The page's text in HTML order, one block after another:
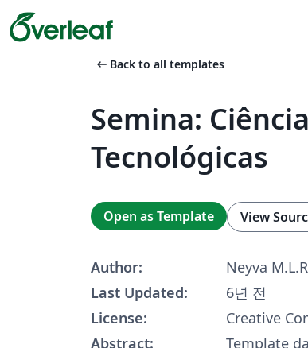
arrow_left_alt Back to all templates
Semina:
Tecnológicas
Open as Template View
Author:
Neyva
Last Updated:
6년 전
License:
Creative
Abstract:
Template